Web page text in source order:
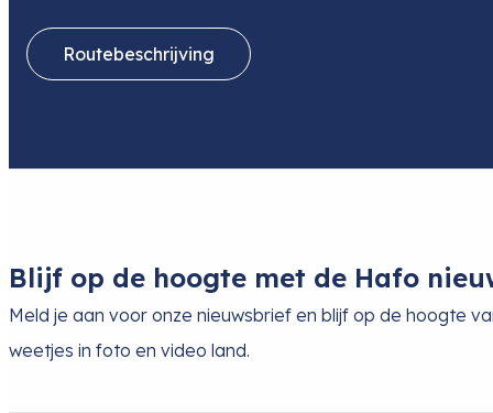
Routebeschrijving
Blijf op de hoogte met de Hafo
Meld je aan voor onze nieuwsbrief en blijf op de hoogte
weetjes in foto en video land.